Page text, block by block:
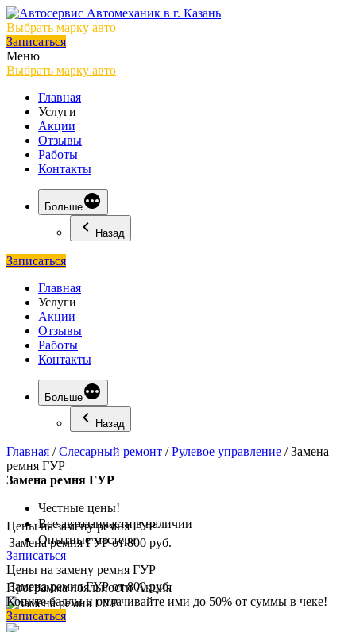
Выбрать марку авто
Записаться
Меню
Выбрать марку авто
Главная
Услуги
Акции
Отзывы
Работы
Контакты
Больше
Назад
Записаться
Главная
Услуги
Акции
Отзывы
Работы
Контакты
Больше
Назад
Главная /Слесарный ремонт /Рулевое управление /Замена
ремня ГУР
Замена ремня ГУР
Честные цены!
Все автозапчасти в наличии
Опытные мастера
Записаться
Цены на замену ремня ГУР
Замена ремня ГУР от 800 руб.
Цены на замену ремня ГУР
Замена ремня ГУР от 800 руб.
ПрограммалояльностиАкция
Копите баллы и оплачивайте ими до 50% от суммы в чеке!
Записаться